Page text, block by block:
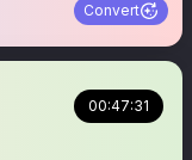
Convert
区公式】毎週木曜放送
00:47:31